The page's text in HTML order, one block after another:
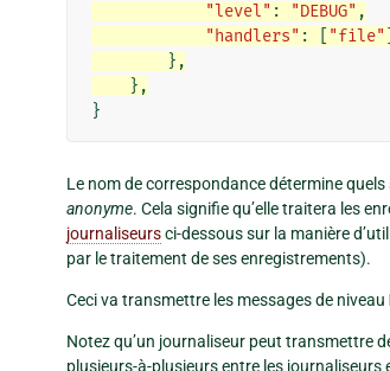
"level" : "DEBUG" ,
"handlers" : "file"
},
},
}
Le nom de correspondance détermine
anonyme. Cela signifie qu’elle traitera les
journaliseursci-dessous sur la manière
par le traitement de ses enregistrements).
Ceci va transmettre les messages de niveau
Notez qu’un journaliseur peut transmettre
plusieurs-à-plusieurs entre les journaliseurs